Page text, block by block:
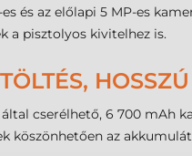
es és az előlapi 5 MP-es
a pisztolyos kivitelhez is.
cserélhető, 6 700 mAh
köszönhetően az